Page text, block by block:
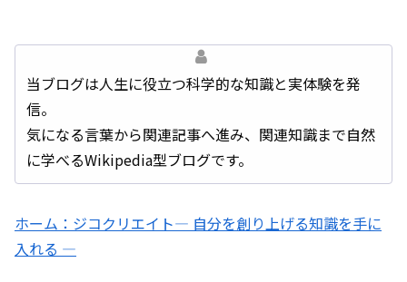
当ブログは人生に役立つ科学的な知識と実体験を発
信。
気になる言葉から関連記事へ進み、関連知識まで自然
に学べるWikipedia型ブログです。
ホーム：ジコクリエイト― 自分を創り上げる知識を手に
入れる ―